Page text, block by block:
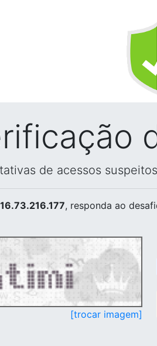
de acessos
, responda ao
[trocar imagem]